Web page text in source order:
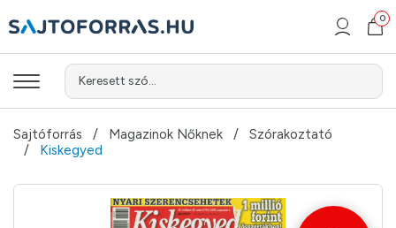
Keresett szó...
0
Sajtóforrás Magazinok Nőknek
Szórakoztató
Kiskegyed